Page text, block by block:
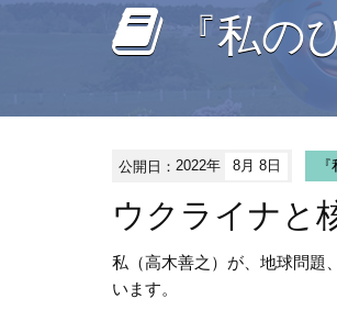
『私
公開日：2022年 8月 8日
ウクライナと
私（高木善之）が、地球問題
います。